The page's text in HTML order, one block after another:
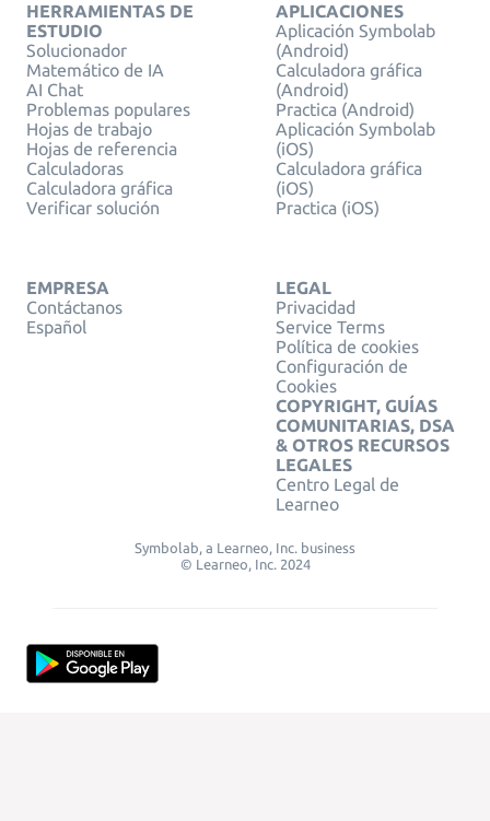
HERRAMIENTAS DE
ESTUDIO
Solucionador
Matemático de IA
AI Chat
Problemas populares
Hojas de trabajo
Hojas de referencia
Calculadoras
Calculadora gráfica
Verificar solución
APLICACIONES
Aplicación Symbolab
(Android)
Calculadora gráfica
(Android)
Practica (Android)
Aplicación Symbolab
(iOS)
Calculadora gráfica
(iOS)
Practica (iOS)
EMPRESA
Contáctanos
Español
LEGAL
Privacidad
Service Terms
Política de cookies
Configuración de
Cookies
COPYRIGHT, GUÍAS
COMUNITARIAS, DSA
& OTROS RECURSOS
LEGALES
Centro Legal de
Learneo
Symbolab, a Learneo, Inc. business
© Learneo, Inc. 2024